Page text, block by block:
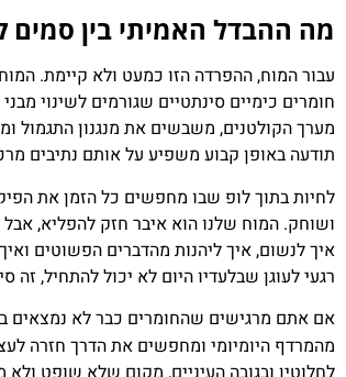
מה ההבדל האמיתי בין
עבור המוח, ההפרדה הזו כמעט ולא קיימת.
חומרים כימיים סינתטיים שגורמים לשינוי
מערך הקולטנים, משבשים את מנגנון התגמול
תודעה באופן קבוע משפיע על אותם נתיבים
לחיות בתוך לופ שבו מחפשים כל הזמן את הפיק
ושוחק. המוח שלנו הוא איבר חזק להפליא,
איך לנשום, איך ליהנות מהדברים הפשוטים
רגעי לעוגן שבלעדיו היום לא יכול להתחיל,
אם אתם מרגישים שהחומרים כבר לא נמצאים
מהמרדף היומיומי ומחפשים את הדרך חזרה